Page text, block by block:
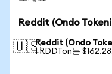
Reddit (Ondo
🇺🇸Reddit (Ondo
1 RDDTon는